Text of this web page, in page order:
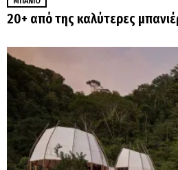
20+ από της καλύτερες